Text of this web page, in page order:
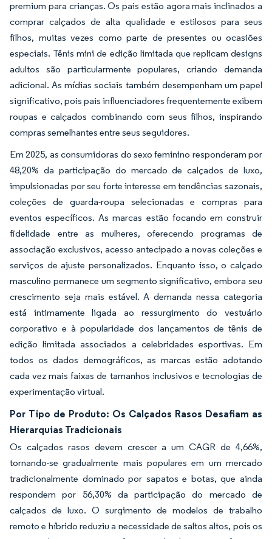
premium para crianças. Os pais estão agora mais inclinados a
comprar calçados de alta qualidade e estilosos para seus
filhos, muitas vezes como parte de presentes ou ocasiões
especiais. Tênis mini de edição limitada que replicam designs
adultos são particularmente populares, criando demanda
adicional. As mídias sociais também desempenham um papel
significativo, pois pais influenciadores frequentemente exibem
roupas e calçados combinando com seus filhos, inspirando
compras semelhantes entre seus seguidores.
Em 2025, as consumidoras do sexo feminino responderam por
48,20% da participação do mercado de calçados de luxo,
impulsionadas por seu forte interesse em tendências sazonais,
coleções de guarda-roupa selecionadas e compras para
eventos específicos. As marcas estão focando em construir
fidelidade entre as mulheres, oferecendo programas de
associação exclusivos, acesso antecipado a novas coleções e
serviços de ajuste personalizados. Enquanto isso, o calçado
masculino permanece um segmento significativo, embora seu
crescimento seja mais estável. A demanda nessa categoria
está intimamente ligada ao ressurgimento do vestuário
corporativo e à popularidade dos lançamentos de tênis de
edição limitada associados a celebridades esportivas. Em
todos os dados demográficos, as marcas estão adotando
cada vez mais faixas de tamanhos inclusivos e tecnologias de
experimentação virtual.
Por Tipo de Produto: Os Calçados Rasos Desafiam as
Hierarquias Tradicionais
Os calçados rasos devem crescer a um CAGR de 4,66%,
tornando-se gradualmente mais populares em um mercado
tradicionalmente dominado por sapatos e botas, que ainda
respondem por 56,30% da participação do mercado de
calçados de luxo. O surgimento de modelos de trabalho
remoto e híbrido reduziu a necessidade de saltos altos, pois os